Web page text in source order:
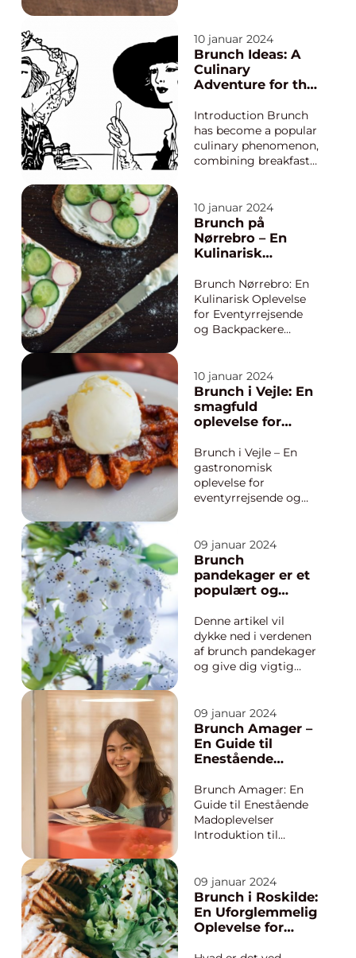
en smuk by i det
vestlige Jylland,
tilbyder også en
fantastisk
sin unikke
beliggenhed nær
Vesterhavet har...
10 januar 2024
Brunch Ideas: A
Culinary
Adventure for the
Traveler
Introduction Brunch
has become a popular
culinary phenomenon,
combining breakfast
those who enjoy both
sleeping in and
indulging in an
elaborate spread of
brunch is the perfect
solution. In t...
10 januar 2024
Brunch på
Nørrebro – En
Kulinarisk
Eventyrrejsende
og Backpackere
Brunch Nørrebro: En
Kulinarisk Oplevelse
for Eventyrrejsende
og Backpackere
Brunch Nørrebro er
blevet en sensation
blandt madelskere og
eventyrrejsende
spændende
madoplevelse
kombinerer det
bedste f...
10 januar 2024
Brunch i Vejle: En
smagfuld
oplevelse for
og backpackere
Brunch i Vejle – En
gastronomisk
oplevelse for
eventyrrejsende og
på en kulinarisk rejse i
Vejle, hvor
brunchkulturen har
taget byen med
vil guide dig gennem
byens bedste
brunchsteder og gi...
09 januar 2024
Brunch
pandekager er et
populært og
måltid, der ofte
serveres i
kombination med
andre lækkerier
Denne artikel vil
dykke ned i verdenen
af brunch pandekager
og give dig vigtig
lære mere om dette
emne. Vi vil også se
tilbage på, hvordan
brunch pandekager
tid og dække alt fra
tra...
09 januar 2024
Brunch Amager –
En Guide til
Enestående
Brunch Amager: En
Guide til Enestående
Madoplevelser
Introduktion til
Brunch Amager
Introduktion til
Brunch Amager
Brunch Amager er
09 januar 2024
Brunch i Roskilde:
En Uforglemmelig
Oplevelse for